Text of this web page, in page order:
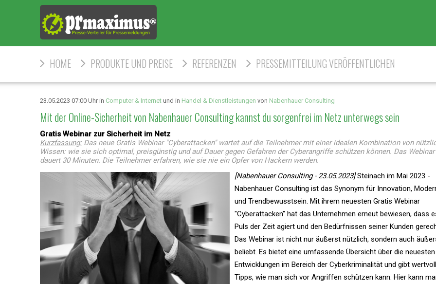
HOME PRODUKTE UND PREISE REFERENZEN PRESSEMITTEILUNG VERÖFFENTLICHEN
23.05.2023 07:00 Uhr in Computer & Internet und in Handel & Dienstleistungen von Nabenhauer Consulting
Mit der Online-Sicherheit von Nabenhauer Consulting kannst du sorgenfrei im Netz unterwegs sein
Gratis Webinar zur Sicherheit im Netz
Kurzfassung:Das neue Gratis Webinar "Cyberattacken" wartet auf die Teilnehmer mit einer idealen Kombination von
Wissen: wie sie sich optimal, preisgünstig und auf Dauer gegen Gefahren der Cyberangriffe schützen können. Das Webinar
dauert 30 Minuten. Die Teilnehmer erfahren, wie sie nie ein Opfer von Hackern werden.
[Nabenhauer Consulting - 23.05.2023]Steinach im Mai 2023 -
Nabenhauer Consulting ist das Synonym für Innovation,
und Trendbewusstsein. Mit ihrem neuesten Gratis Webinar
"Cyberattacken" hat das Unternehmen erneut bewiesen, dass
Puls der Zeit agiert und den Bedürfnissen seiner Kunden
Das Webinar ist nicht nur äußerst nützlich, sondern auch
beliebt. Es bietet eine umfassende Übersicht über die neuesten
Entwicklungen im Bereich der Cyberkriminalität und gibt
Tipps, wie man sich vor Angriffen schützen kann. Hier kann